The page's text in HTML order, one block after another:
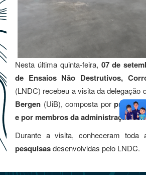
Nesta última quinta-feira, 07 de
de Ensaios Não Destrutivos,
(LNDC) recebeu a visita da delegação
Bergen (UiB), composta por
e por membros da administração
Durante a visita, conheceram toda
pesquisasdesenvolvidas pelo LNDC.